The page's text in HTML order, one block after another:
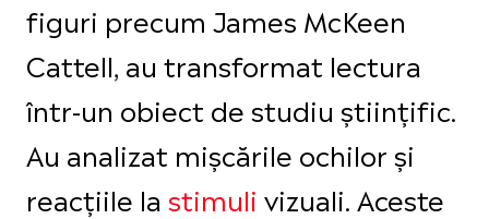
figuri precum James McKeen
Cattell, au transformat lectura
într-un obiect de studiu științific.
Au analizat mișcările ochilor și
reacțiile la stimuli vizuali. Aceste